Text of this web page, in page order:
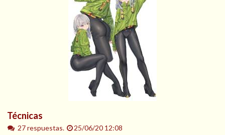
Técnicas
27 respuestas.
25/06/20 12:08